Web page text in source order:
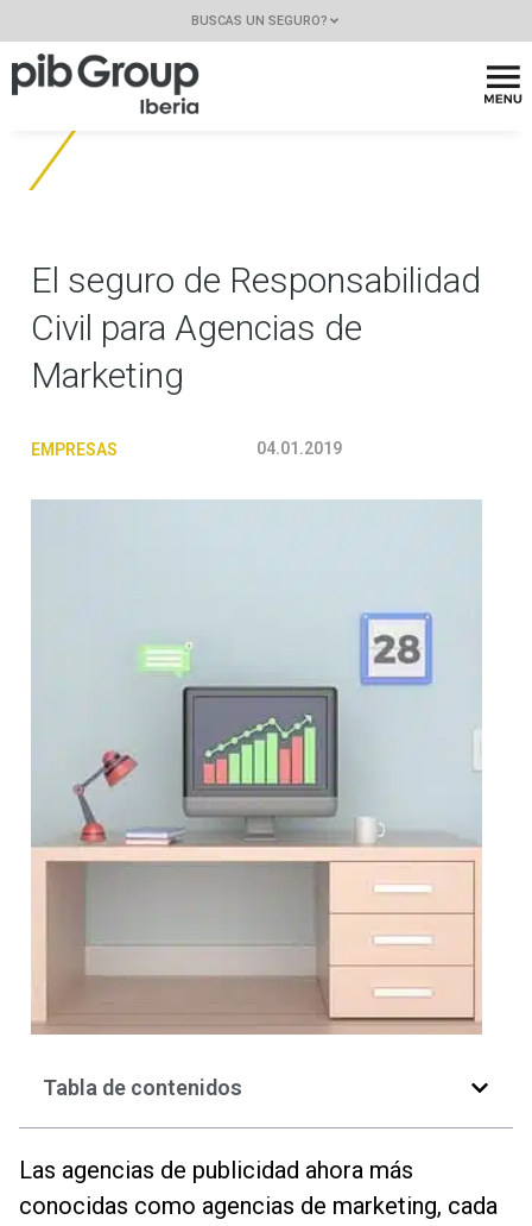
BUSCAS UN SEGURO?
El seguro de Responsabilidad
Civil para Agencias de
Marketing
EMPRESAS 04.01.2019
Tabla de contenidos
Las agencias de publicidad ahora más
conocidas como agencias de marketing, cada